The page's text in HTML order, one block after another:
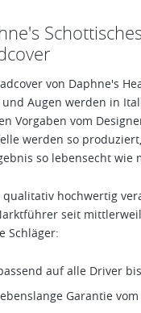
von Daphne's
und Augen werden in
Vorgaben vom
werden so
so lebensecht wie
qualitativ hochwertig
seit
Schläger:
auf alle Driver
Garantie